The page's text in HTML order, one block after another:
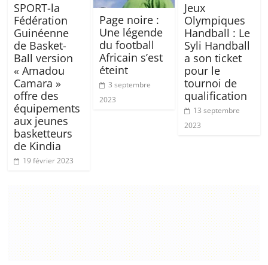
SPORT-la
Fédération
Guinéenne
de Basket-
Ball version
« Amadou
Camara »
offre des
équipements
aux jeunes
basketteurs
de Kindia
19 février 2023
Page noire :
Une légende
du football
Africain s’est
éteint
3 septembre
2023
Jeux
Olympiques
Handball : Le
Syli Handball
a son ticket
pour le
tournoi de
qualification
13 septembre
2023